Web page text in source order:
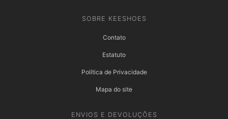
SOBRE KEESHOES
Contato
Estatuto
Política de Privacidade
Mapa do site
ENVIOS E DEVOLUÇÕES